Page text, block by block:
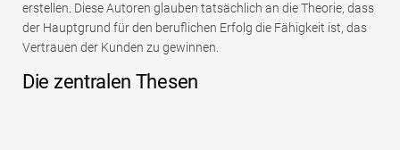
erstellen. Diese Autoren glauben tatsächlich an die Theorie, dass
der Hauptgrund für den beruflichen Erfolg die Fähigkeit ist, das
Vertrauen der Kunden zu gewinnen.
Die zentralen Thesen